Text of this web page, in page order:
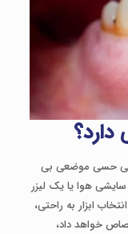
بی حسی موضعی بی
هوا یا یک لیزر
ابزار به راحتی،
خواهد داد،